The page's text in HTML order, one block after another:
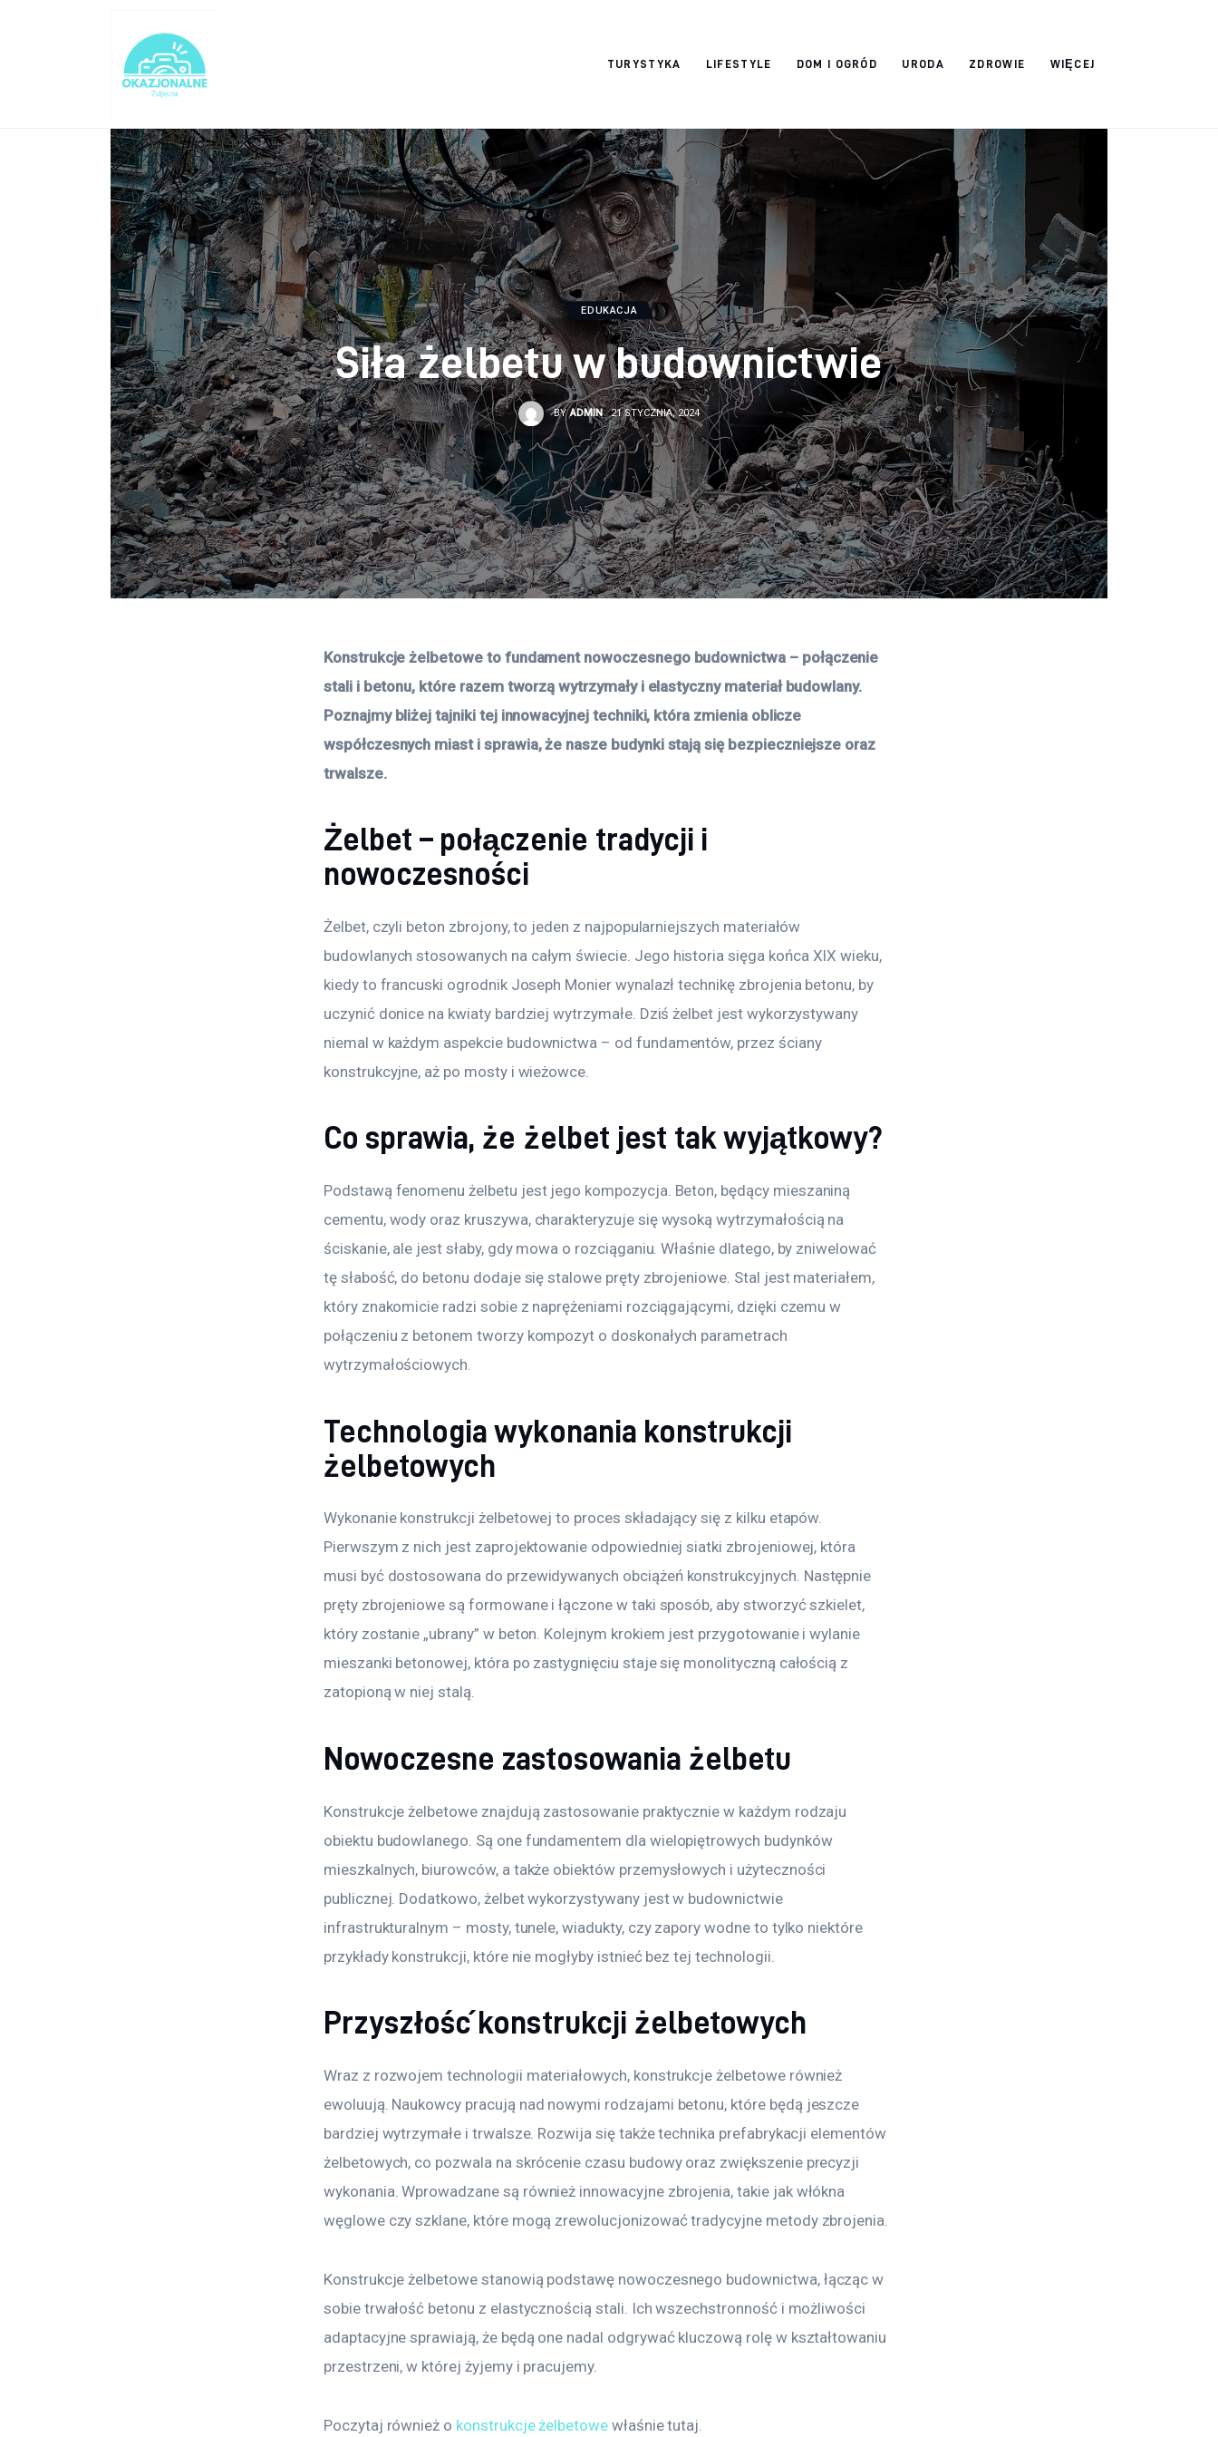
TURYSTYKA LIFESTYLE DOM I OGRÓD URODA ZDROWIE WIĘCEJ
okazjonalne-
EDUKACJA
Siła żelbetu w budownictwie
BY ADMIN 21 STYCZNIA, 2024
Konstrukcje żelbetowe to fundament nowoczesnego budownictwa – połączenie
stali i betonu, które razem tworzą wytrzymały i elastyczny materiał budowlany.
Poznajmy bliżej tajniki tej innowacyjnej techniki, która zmienia oblicze
współczesnych miast i sprawia, że nasze budynki stają się bezpieczniejsze oraz
trwalsze.
Żelbet – połączenie tradycji i
nowoczesności
Żelbet, czyli beton zbrojony, to jeden z najpopularniejszych materiałów
budowlanych stosowanych na całym świecie. Jego historia sięga końca XIX wieku,
kiedy to francuski ogrodnik Joseph Monier wynalazł technikę zbrojenia betonu, by
uczynić donice na kwiaty bardziej wytrzymałe. Dziś żelbet jest wykorzystywany
niemal w każdym aspekcie budownictwa – od fundamentów, przez ściany
konstrukcyjne, aż po mosty i wieżowce.
Co sprawia, że żelbet jest tak wyjątkowy?
Podstawą fenomenu żelbetu jest jego kompozycja. Beton, będący mieszaniną
cementu, wody oraz kruszywa, charakteryzuje się wysoką wytrzymałością na
ściskanie, ale jest słaby, gdy mowa o rozciąganiu. Właśnie dlatego, by zniwelować
tę słabość, do betonu dodaje się stalowe pręty zbrojeniowe. Stal jest materiałem,
który znakomicie radzi sobie z naprężeniami rozciągającymi, dzięki czemu w
połączeniu z betonem tworzy kompozyt o doskonałych parametrach
wytrzymałościowych.
Technologia wykonania konstrukcji
żelbetowych
Wykonanie konstrukcji żelbetowej to proces składający się z kilku etapów.
Pierwszym z nich jest zaprojektowanie odpowiedniej siatki zbrojeniowej, która
musi być dostosowana do przewidywanych obciążeń konstrukcyjnych. Następnie
pręty zbrojeniowe są formowane i łączone w taki sposób, aby stworzyć szkielet,
który zostanie „ubrany” w beton. Kolejnym krokiem jest przygotowanie i wylanie
mieszanki betonowej, która po zastygnięciu staje się monolityczną całością z
zatopioną w niej stalą.
Nowoczesne zastosowania żelbetu
Konstrukcje żelbetowe znajdują zastosowanie praktycznie w każdym rodzaju
obiektu budowlanego. Są one fundamentem dla wielopiętrowych budynków
mieszkalnych, biurowców, a także obiektów przemysłowych i użyteczności
publicznej. Dodatkowo, żelbet wykorzystywany jest w budownictwie
infrastrukturalnym – mosty, tunele, wiadukty, czy zapory wodne to tylko niektóre
przykłady konstrukcji, które nie mogłyby istnieć bez tej technologii.
Przyszłość konstrukcji żelbetowych
Wraz z rozwojem technologii materiałowych, konstrukcje żelbetowe również
ewoluują. Naukowcy pracują nad nowymi rodzajami betonu, które będą jeszcze
bardziej wytrzymałe i trwalsze. Rozwija się także technika prefabrykacji elementów
żelbetowych, co pozwala na skrócenie czasu budowy oraz zwiększenie precyzji
wykonania. Wprowadzane są również innowacyjne zbrojenia, takie jak włókna
węglowe czy szklane, które mogą zrewolucjonizować tradycyjne metody zbrojenia.
Konstrukcje żelbetowe stanowią podstawę nowoczesnego budownictwa, łącząc w
sobie trwałość betonu z elastycznością stali. Ich wszechstronność i możliwości
adaptacyjne sprawiają, że będą one nadal odgrywać kluczową rolę w kształtowaniu
przestrzeni, w której żyjemy i pracujemy.
Poczytaj również o konstrukcje żelbetowe właśnie tutaj.